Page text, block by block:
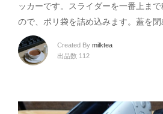
ッカーです。スライダーを一番上ま
ので、ポリ袋を詰め込みます。蓋を
Created By milktea
出品数 112